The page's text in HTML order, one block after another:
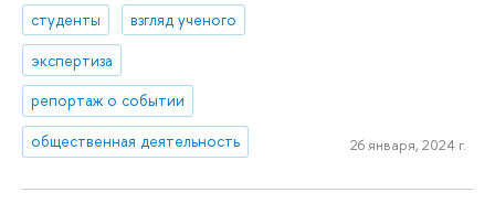
студенты
взгляд ученого
экспертиза
репортаж о событии
общественная деятельность
26 января, 2024 г.